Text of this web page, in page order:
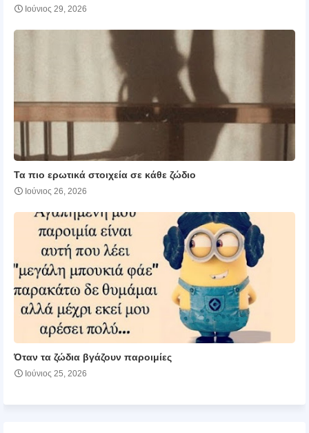
Ιούνιος 29, 2026
Τα πιο ερωτικά στοιχεία σε κάθε ζώδιο
Ιούνιος 26, 2026
Όταν τα ζώδια βγάζουν παροιμίες
Ιούνιος 25, 2026